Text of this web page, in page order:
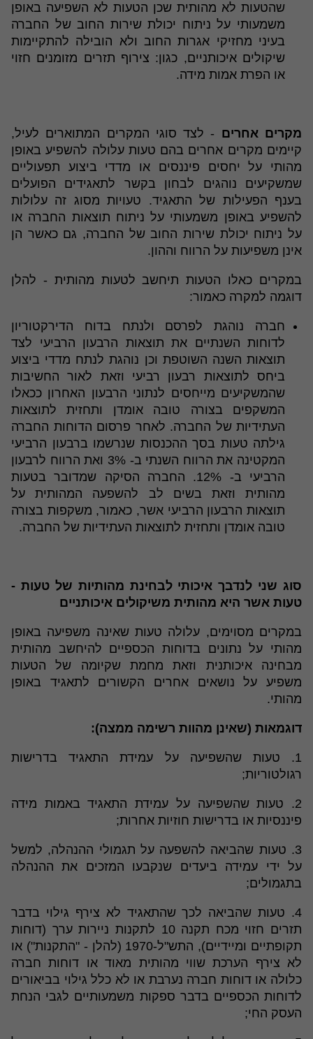
שהטעות לא מהותית שכן הטעות לא השפיעה באופן
משמעותי על ניתוח יכולת שירות החוב של החברה
בעיני מחזיקי אגרות החוב ולא הובילה להתקיימות
שיקולים איכותניים, כגון: צירוף תזרים מזומנים חזוי
או הפרת אמות מידה.
מקרים אחרים - לצד סוגי המקרים המתוארים לעיל,
קיימים מקרים אחרים בהם טעות עלולה להשפיע באופן
מהותי על יחסים פיננסים או מדדי ביצוע תפעוליים
שמשקיעים נוהגים לבחון בקשר לתאגידים הפועלים
בענף הפעילות של התאגיד. טעויות מסוג זה עלולות
להשפיע באופן משמעותי על ניתוח תוצאות החברה או
על ניתוח יכולת שירות החוב של החברה, גם כאשר הן
אינן משפיעות על הרווח וההון.
במקרים כאלו הטעות תיחשב לטעות מהותית - להלן
דוגמה למקרה כאמור:
חברה נוהגת לפרסם ולנתח בדוח הדירקטוריון
לדוחות השנתיים את תוצאות הרבעון הרביעי לצד
תוצאות השנה השוטפת וכן נוהגת לנתח מדדי ביצוע
ביחס לתוצאות רבעון רביעי וזאת לאור החשיבות
שהמשקיעים מייחסים לנתוני הרבעון האחרון ככאלו
המשקפים בצורה טובה אומדן ותחזית לתוצאות
העתידיות של החברה. לאחר פרסום הדוחות החברה
גילתה טעות בסך ההכנסות שנרשמו ברבעון הרביעי
המקטינה את הרווח השנתי ב- 3% ואת הרווח לרבעון
הרביעי ב- 12%. החברה הסיקה שמדובר בטעות
מהותית וזאת בשים לב להשפעה המהותית על
תוצאות הרבעון הרביעי אשר, כאמור, משקפות בצורה
טובה אומדן ותחזית לתוצאות העתידיות של החברה.
סוג שני לנדבך איכותי לבחינת מהותיות של טעות -
טעות אשר היא מהותית משיקולים איכותניים
במקרים מסוימים, עלולה טעות שאינה משפיעה באופן
מהותי על נתונים בדוחות הכספיים להיחשב מהותית
מבחינה איכותנית וזאת מחמת שקיומה של הטעות
משפיע על נושאים אחרים הקשורים לתאגיד באופן
מהותי.
דוגמאות (שאינן מהוות רשימה ממצה):
1. טעות שהשפיעה על עמידת התאגיד בדרישות
רגולטוריות;
2. טעות שהשפיעה על עמידת התאגיד באמות מידה
פיננסיות או בדרישות חוזיות אחרות;
3. טעות שהביאה להשפעה על תגמולי ההנהלה, למשל
על ידי עמידה ביעדים שנקבעו המזכים את ההנהלה
בתגמולים;
4. טעות שהביאה לכך שהתאגיד לא צירף גילוי בדבר
תזרים חזוי מכח תקנה 10 לתקנות ניירות ערך (דוחות
תקופתיים ומיידיים), התש"ל-1970 (להלן - "התקנות") או
לא צירף הערכת שווי מהותית מאוד או דוחות חברה
כלולה או דוחות חברה נערבת או לא כלל גילוי בביאורים
לדוחות הכספיים בדבר ספקות משמעותיים לגבי הנחת
העסק החי;